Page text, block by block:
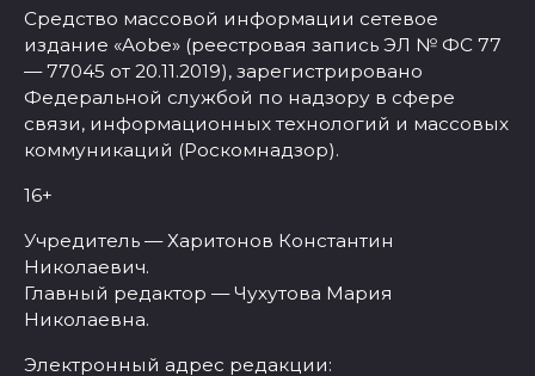
Средство массовой информации сетевое
издание «Aobe» (реестровая запись ЭЛ № ФС 77
— 77045 от 20.11.2019), зарегистрировано
Федеральной службой по надзору в сфере
связи, информационных технологий и массовых
коммуникаций (Роскомнадзор).
16+
Учредитель — Харитонов Константин
Николаевич.
Главный редактор — Чухутова Мария
Николаевна.
Электронный адрес редакции: